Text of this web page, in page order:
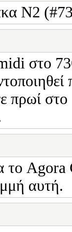
N2
στο
πρωί στο
Agora
αυτή.